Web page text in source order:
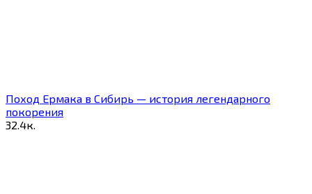
Поход Ермака в Сибирь — история легендарного
покорения
32.4к.